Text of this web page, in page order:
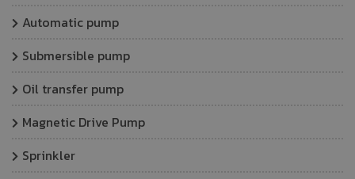
Automatic pump
Submersible pump
Oil transfer pump
Magnetic Drive Pump
Sprinkler